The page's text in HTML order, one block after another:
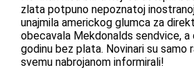
zlata potpuno nepoznatoj
unajmila americkog glumca za
obecavala Mekdonalds sendvice,
godinu bez plata. Novinari su samo
svemu nabrojanom informirali!